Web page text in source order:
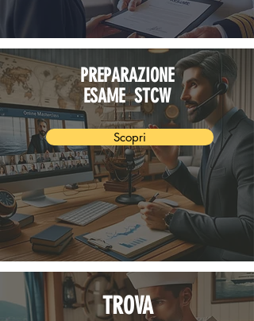
PREPARAZIONE
ESAME STCW
Scopri
TROVA